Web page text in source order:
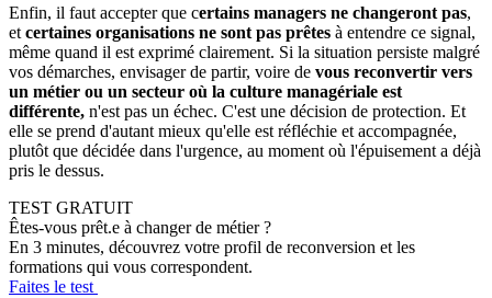
Enfin, il faut accepter que certains managers ne changeront pas,
et certaines organisations ne sont pas prêtes à entendre ce signal,
même quand il est exprimé clairement. Si la situation persiste malgré
vos démarches, envisager de partir, voire de vous reconvertir vers
un métier ou un secteur où la culture managériale est
différente, n'est pas un échec. C'est une décision de protection. Et
elle se prend d'autant mieux qu'elle est réfléchie et accompagnée,
plutôt que décidée dans l'urgence, au moment où l'épuisement a déjà
pris le dessus.
TEST GRATUIT
Êtes-vous prêt.e à changer de métier ?
En 3 minutes, découvrez votre profil de reconversion et les
formations qui vous correspondent.
Faites le test